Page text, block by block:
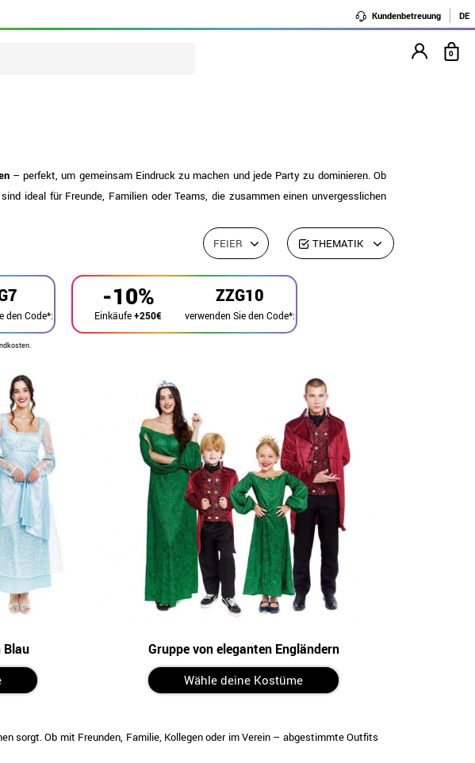
Kundenbetreuung DE
0
– perfekt, um gemeinsam Eindruck zu machen und jede Party zu dominieren. Ob
ideal für Freunde, Familien oder Teams, die zusammen einen unvergesslichen
FEIER THEMATIK
den Code*:
-10%
Einkäufe+250€
ZZG10
verwenden Sie den Code*:
Blau Gruppe von eleganten Engländern
Wähle deine Kostüme
sorgt. Ob mit Freunden, Familie, Kollegen oder im Verein – abgestimmte Outfits